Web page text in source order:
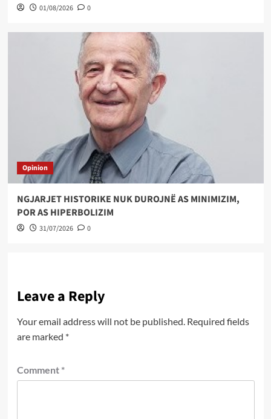
01/08/2026 0
Opinion
NGJARJET HISTORIKE NUK DUROJNË AS MINIMIZIM,
POR AS HIPERBOLIZIM
31/07/2026 0
Leave a Reply
Your email address will not be published. Required fields
are marked *
Comment *